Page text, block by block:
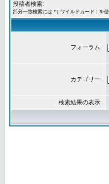
投稿者検索:
部分一致検索には * [ ワイルドカード ] を使
フォーラム:
カテゴリー:
検索結果の表示: